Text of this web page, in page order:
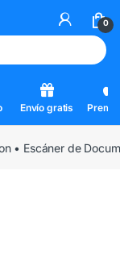
0
Envío gratis
• Escáner de